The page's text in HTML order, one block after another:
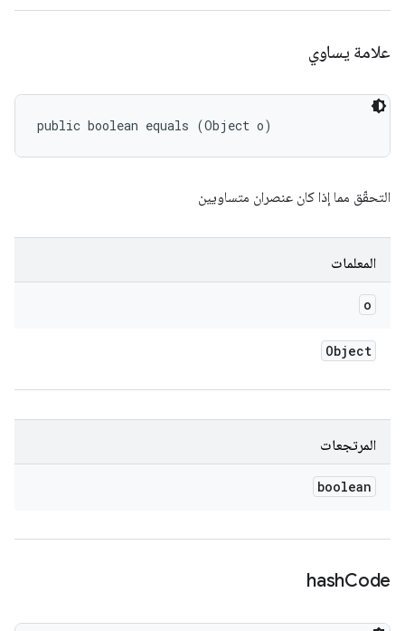
علامة يساوي
public boolean equals (Object o)
التحقّق مما إذا كان عنصران متساويين
المعلمات
o
Object
المرتجعات
boolean
hashCode